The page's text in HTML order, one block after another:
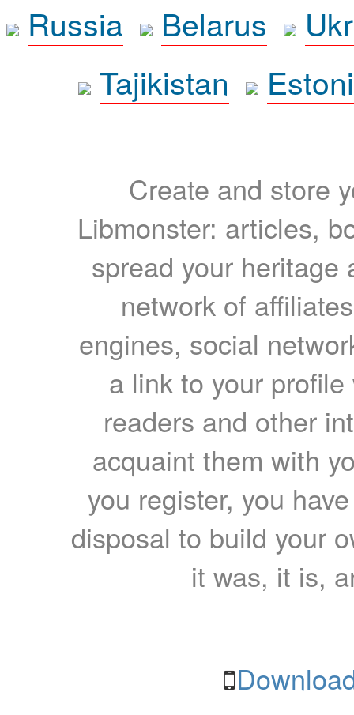
Russia
Belarus
Tajikistan
Create and store
Libmonster: articles,
spread your heritage
network of
engines, social
a link to your
readers and other
acquaint them with
you register, you
disposal to build your
it was, it is,